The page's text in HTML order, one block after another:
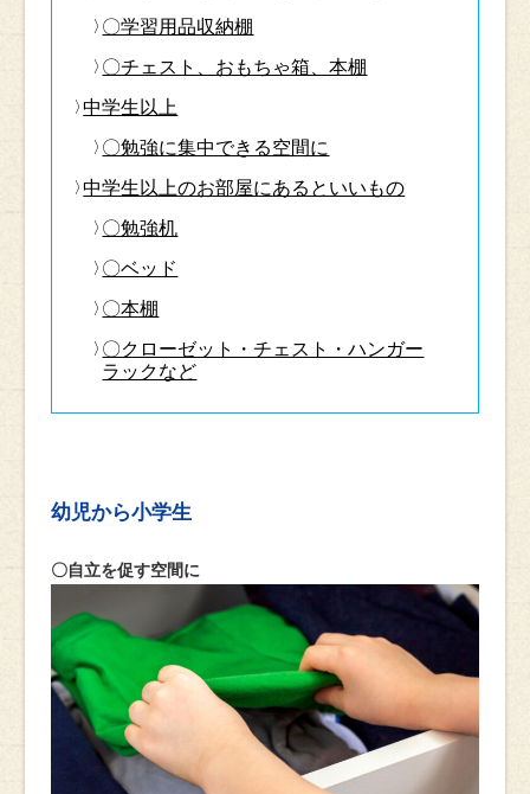
〇学習用品収納棚
〇チェスト、おもちゃ箱、本棚
中学生以上
〇勉強に集中できる空間に
中学生以上のお部屋にあるといいもの
〇勉強机
〇ベッド
〇本棚
〇クローゼット・チェスト・ハンガー
ラックなど
幼児から小学生
〇自立を促す空間に